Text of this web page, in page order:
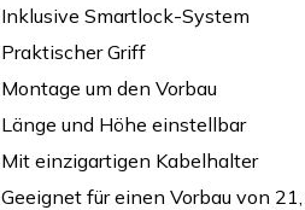
Inklusive Smartlock-System
Praktischer Griff
Montage um den Vorbau
Länge und Höhe einstellbar
Mit einzigartigen Kabelhalter
Geeignet für einen Vorbau von